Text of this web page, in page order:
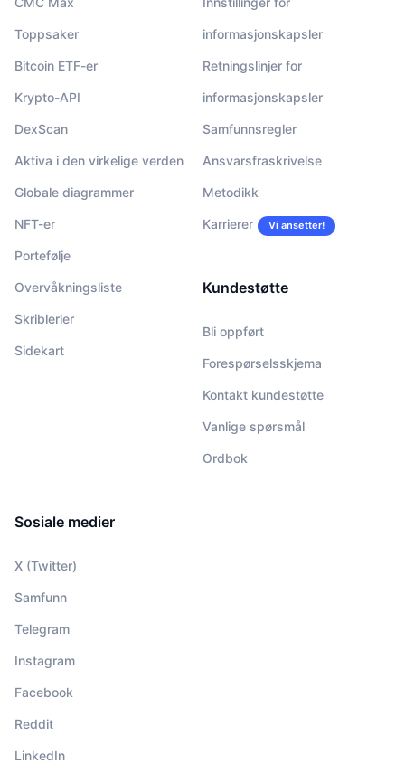
Toppsaker
Bitcoin ETF-er
Krypto-API
DexScan
Aktiva i den virkelige verden
Globale diagrammer
NFT-er
Portefølje
Overvåkningsliste
Skriblerier
Sidekart
informasjonskapsler
Retningslinjer for
informasjonskapsler
Samfunnsregler
Ansvarsfraskrivelse
Metodikk
Karrierer Vi ansetter!
Kundestøtte
Bli oppført
Forespørselsskjema
Kontakt kundestøtte
Vanlige spørsmål
Ordbok
Sosiale medier
X (Twitter)
Samfunn
Telegram
Instagram
Facebook
Reddit
LinkedIn